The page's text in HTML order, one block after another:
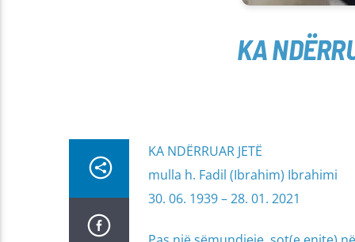
KA
KA NDËRRUAR JETË
mulla h. Fadil (Ibrahim) Ibrahimi
30. 06. 1939 – 28. 01. 2021